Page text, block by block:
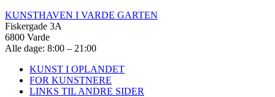
KUNSTHAVEN I VARDE GARTEN
Fiskergade 3A
6800 Varde
Alle dage: 8:00 – 21:00
KUNST I OPLANDET
FOR KUNSTNERE
LINKS TIL ANDRE SIDER